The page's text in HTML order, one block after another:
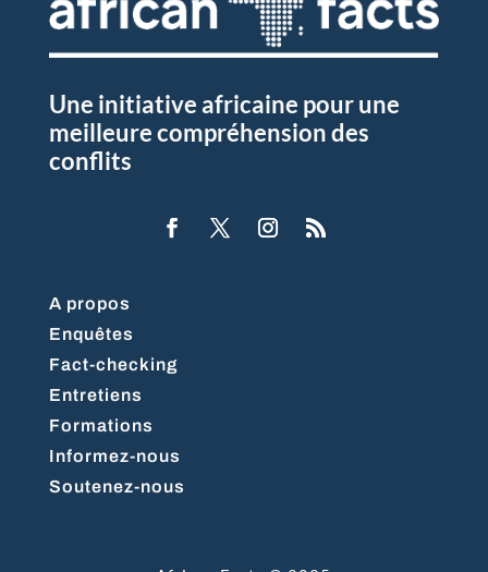
Une initiative africaine pour une
meilleure compréhension des
conflits
A propos
Enquêtes
Fact-checking
Entretiens
Formations
Informez-nous
Soutenez-nous